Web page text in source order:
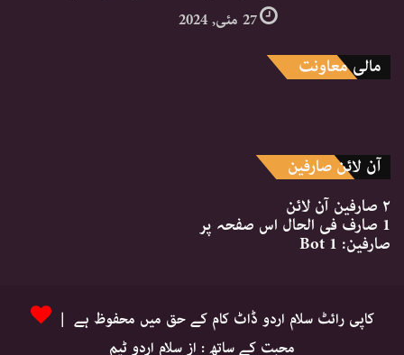
27 مئی, 2024
مالی معاونت
آن لائن صارفین
۲ صارفین
آن لائن
1 صارف فی الحال اس صفحہ پر
صارفین: 1 Bot
کاپی رائٹ سلام اردو ڈاٹ کام کے حق میں محفوظ ہے |
محبت کے ساتھ : از سلام اردو ٹیم